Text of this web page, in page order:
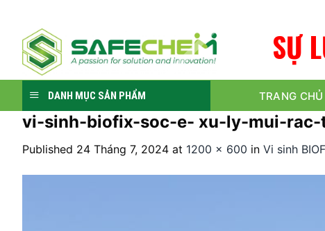
content
SỰ L
DANH MỤC SẢN PHẨM TRANG CHỦ
vi-sinh-biofix-soc-e- xu-ly-mui-rac-
Published 24 Tháng 7, 2024 at 1200 × 600 in Vi sinh